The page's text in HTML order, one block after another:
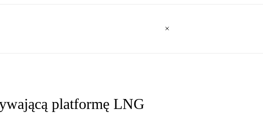
platformę LNG